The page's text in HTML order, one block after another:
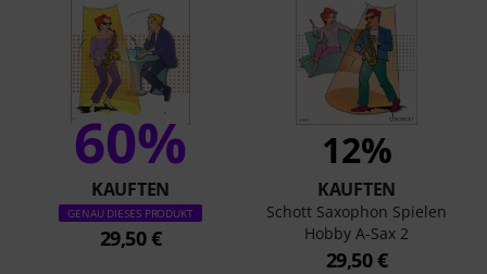
60%
KAUFTEN
GENAU DIESES PRODUKT
29,50 €
12%
KAUFTEN
Schott Saxophon Spielen
Hobby A-Sax 2
29,50 €